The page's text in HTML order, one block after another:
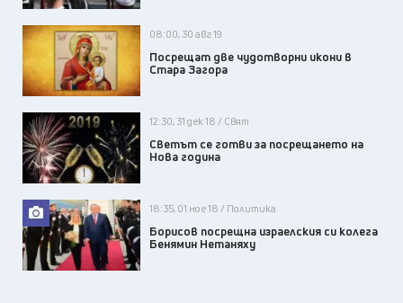
08:00, 30 авг 19
Посрещат две чудотворни икони в
Стара Загора
12:30, 31 дек 18 / Свят
Светът се готви за посрещането на
Нова година
18:35, 01 ное 18 / Политика
Борисов посрещна израелския си колега
Бенямин Нетаняху